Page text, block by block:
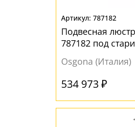
787182
Подвесная
787182 под
Osgona (Италия)
534 973 ₽